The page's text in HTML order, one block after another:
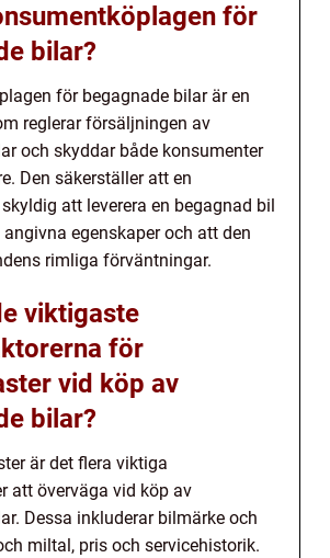
för
bilar?
för begagnade bilar är en
reglerar försäljningen av
och skyddar både konsumenter
Den säkerställer att en
att leverera en begagnad bil
egenskaper och att den
rimliga förväntningar.
viktigaste
för
vid köp av
bilar?
är det flera viktiga
att överväga vid köp av
Dessa inkluderar bilmärke och
miltal, pris och servicehistorik.